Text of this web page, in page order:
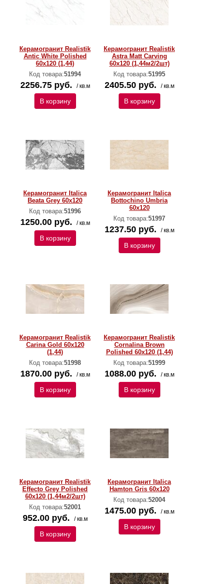
Керамогранит Realistik
Antic White Polished
60x120 (1,44)
Код товара:51994
2256.75 руб. / кв.м
В корзину
Керамогранит Realistik
Astra Matt Carving
60x120 (1,44м2/2шт)
Код товара:51995
2405.50 руб. / кв.м
В корзину
Керамогранит Italica
Beata Grey 60x120
Код товара:51996
1250.00 руб. / кв.м
В корзину
Керамогранит Italica
Bottochino Umbria
60x120
Код товара:51997
1237.50 руб. / кв.м
В корзину
Керамогранит Realistik
Carina Gold 60x120
(1,44)
Код товара:51998
1870.00 руб. / кв.м
В корзину
Керамогранит Realistik
Cornalina Brown
Polished 60x120 (1,44)
Код товара:51999
1088.00 руб. / кв.м
В корзину
Керамогранит Realistik
Effecto Grey Polished
60x120 (1,44м2/2шт)
Код товара:52001
952.00 руб. / кв.м
В корзину
Керамогранит Italica
Hamton Gris 60x120
Код товара:52004
1475.00 руб. / кв.м
В корзину